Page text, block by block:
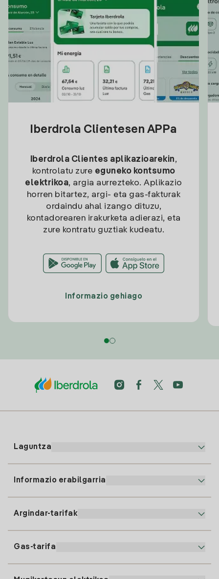
Iberdrola Clientesen APPa
Iberdrola Clientes aplikazioarekin,
kontrolatu zure eguneko kontsumo
elektrikoa, argia aurrezteko. Aplikazio
horren bitartez, argi- eta gas-fakturak
ordaindu ahal izango dituzu,
kontadorearen irakurketa adierazi, eta
zure kontratu guztiak kudeatu.
Informazio gehiago
Laguntza
91 919 52 73
clientes@tuiberdrola.es
Informazio erabilgarria
Argindar-tarifak
Gas-tarifa